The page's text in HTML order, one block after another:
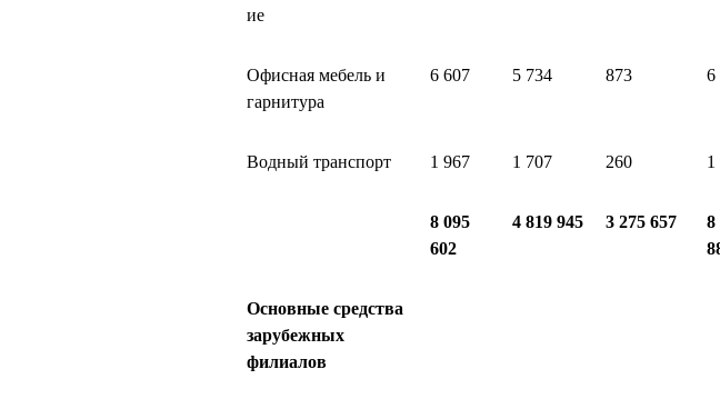
ие
Офисная мебель и
гарнитура
6 607 5 734 873 6
Водный транспорт 1 967 1 707 260 1
8 095
602
4 819 945 3 275 657
8
Основные средства
зарубежных
филиалов